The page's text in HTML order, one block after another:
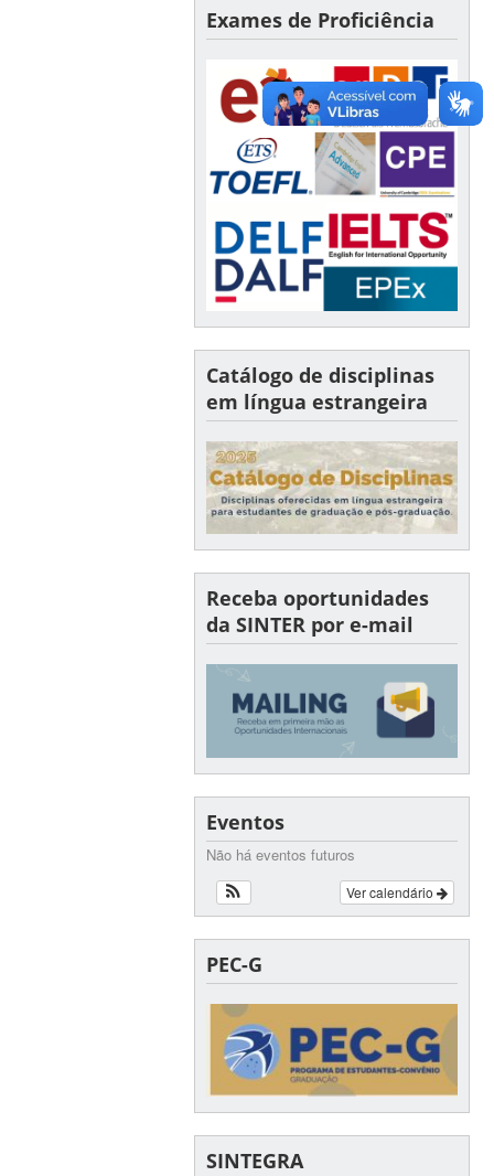
Exames de Proficiência
Catálogo de disciplinas
em língua estrangeira
Receba oportunidades
da SINTER por e-mail
Eventos
Não há eventos futuros
Ver calendário
PEC-G
SINTEGRA